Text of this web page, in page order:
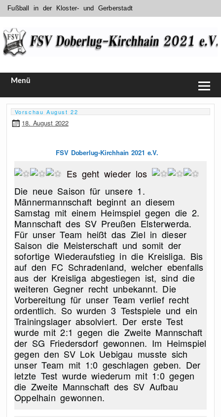
Fußball in der Kloster- und Gerberstadt
Menü
Vorschau August 22
18. August 2022
FSV Doberlug-Kirchhain 2021 e.V.
Es geht wieder los
Die neue Saison für unsere 1.
Männermannschaft beginnt an diesem
Samstag mit einem Heimspiel gegen die 2.
Mannschaft des SV Preußen Elsterwerda.
Für unser Team heißt das Ziel in dieser
Saison die Meisterschaft und somit der
sofortige Wiederaufstieg in die Kreisliga. Bis
auf den FC Schradenland, welcher ebenfalls
aus der Kreisliga abgestiegen ist, sind die
weiteren Gegner recht unbekannt. Die
Vorbereitung für unser Team verlief recht
ordentlich. So wurden 3 Testspiele und ein
Trainingslager absolviert. Der erste Test
wurde mit 2:1 gegen die Zweite Mannschaft
der SG Friedersdorf gewonnen. Im Heimspiel
gegen den SV Lok Uebigau musste sich
unser Team mit 1:0 geschlagen geben. Der
letzte Test wurde wiederum mit 1:0 gegen
die Zweite Mannschaft des SV Aufbau
Oppelhain gewonnen.